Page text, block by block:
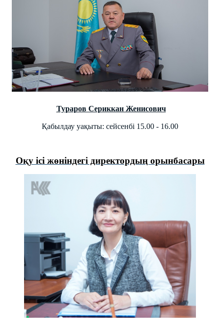
Тураров Сериккан Женисович
Қабылдау уақыты: сейсенбі 15.00 - 16.00
Оқу ісі жөніндегі директордың орынбасары